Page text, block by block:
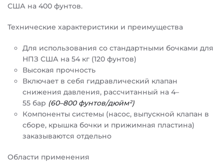
США на 400 фунтов.
Технические характеристики и преимущества
Для использования со стандартными бочками для
НПЗ США на 54 кг (120 фунтов)
Высокая прочность
Включает в себя гидравлический клапан
снижения давления, рассчитанный на 4–
55 бар (60–800 фунтов/дюйм²)
Компоненты системы (насос, выпускной клапан в
сборе, крышка бочки и прижимная пластина)
заказываются отдельно
Области применения